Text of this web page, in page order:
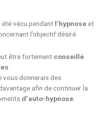
été vécu pendant l’hypnoseet
l’objectif désiré.
être fortement conseillé
vous donnerais des
afin de continuer la
d’auto-hypnose